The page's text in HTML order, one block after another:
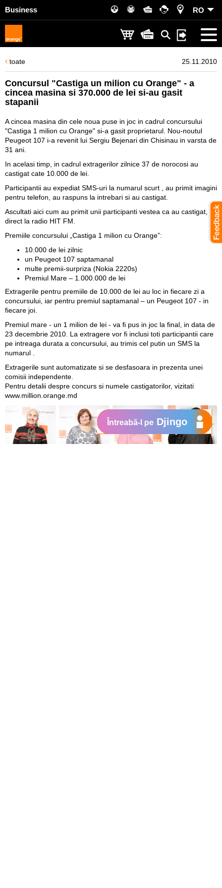
Business RO
toate 25.11.2010
Concursul "Castiga un milion cu Orange" - a
cincea masina si 370.000 de lei si-au gasit
stapanii
A cincea masina din cele noua puse in joc in cadrul concursului
"Castiga 1 milion cu Orange" si-a gasit proprietarul. Nou-noutul
Peugeot 107 i-a revenit lui Sergiu Bejenari din Chisinau in varsta de
31 ani.
In acelasi timp, in cadrul extragerilor zilnice 37 de norocosi au
castigat cate 10.000 de lei.
Participantii au expediat SMS-uri la numarul scurt , au primit imagini
pentru telefon, au raspuns la intrebari si au castigat.
Ascultati aici cum au primit unii participanti vestea ca au castigat, in
direct la radio HIT FM.
Premiile concursului „Castiga 1 milion cu Orange”:
10.000 de lei zilnic
un Peugeot 107 saptamanal
multe premii-surpriza (Nokia 2220s)
Premiul Mare – 1.000.000 de lei
Extragerile pentru premiile de 10.000 de lei au loc in fiecare zi a
concursului, iar pentru premiul saptamanal – un Peugeot 107 - in
fiecare joi.
Premiul mare - un 1 milion de lei - va fi pus in joc la final, in data de
23 decembrie 2010. La extragere vor fi inclusi toti participantii care
pe intreaga durata a concursului, au trimis cel putin un SMS la
numarul .
Extragerile sunt automatizate si se desfasoara in prezenta unei
comisii independente.
Pentru detalii despre concurs si numele castigatorilor, vizitati
www.million.orange.md
Întreabă-l pe Djingo